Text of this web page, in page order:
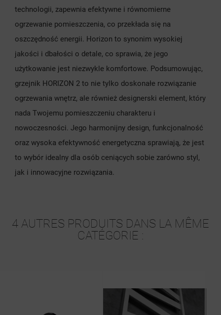
technologii, zapewnia efektywne i równomierne
ogrzewanie pomieszczenia, co przekłada się na
oszczędność energii. Horizon to synonim wysokiej
jakości i dbałości o detale, co sprawia, że jego
użytkowanie jest niezwykle komfortowe. Podsumowując,
grzejnik HORIZON 2 to nie tylko doskonałe rozwiązanie
ogrzewania wnętrz, ale również designerski element, który
nada Twojemu pomieszczeniu charakteru i
nowoczesności. Jego harmonijny design, funkcjonalność
oraz wysoka efektywność energetyczna sprawiają, że jest
to wybór idealny dla osób ceniących sobie zarówno styl,
jak i innowacyjne rozwiązania.
4 AUTRES PRODUITS DANS LA MÊME
CATÉGORIE :